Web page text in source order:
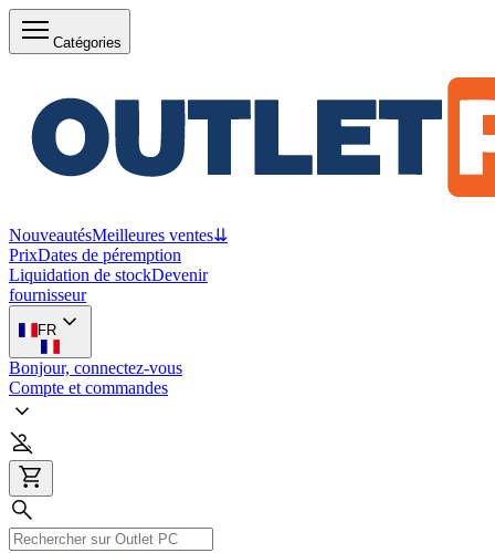
Catégories
NouveautésMeilleures ventes⇊
PrixDates de péremption
Liquidation de stockDevenir
fournisseur
FR
Bonjour, connectez-vous
Compte et commandes